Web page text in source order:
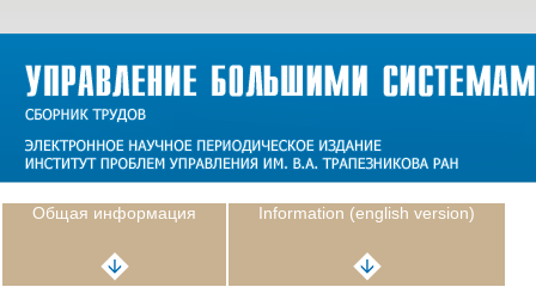
Общая информация Information (english version)